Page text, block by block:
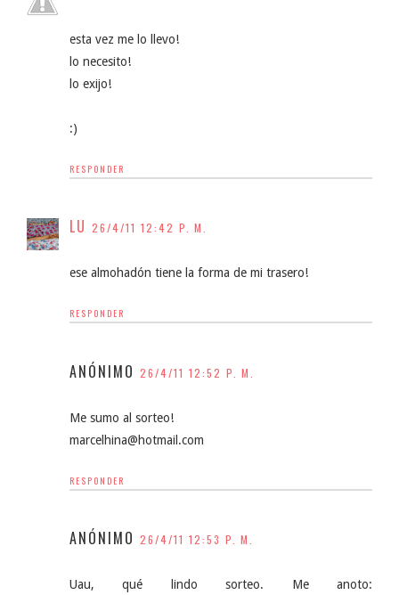
esta vez me lo llevo!
lo necesito!
lo exijo!
:)
RESPONDER
LU 26/4/11 12:42 P. M.
ese almohadón tiene la forma de mi trasero!
RESPONDER
ANÓNIMO 26/4/11 12:52 P. M.
Me sumo al sorteo!
marcelhina@hotmail.com
RESPONDER
ANÓNIMO 26/4/11 12:53 P. M.
Uau, qué lindo sorteo. Me anoto: